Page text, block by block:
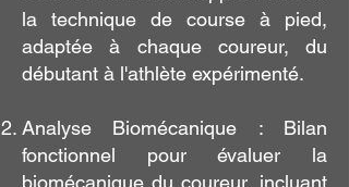
la technique de course à pied,
adaptée à chaque coureur, du
débutant à l'athlète expérimenté.
Analyse Biomécanique : Bilan
fonctionnel pour évaluer la
biomécanique du coureur, incluant